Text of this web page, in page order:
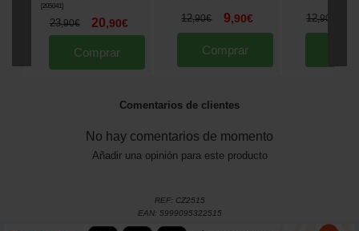
[205041]
23,90€ 20,90€
Comprar
12,90€ 9,90€
Comprar
12,90
Comentarios de clientes
No hay comentarios de momento
Añadir una opinión para este producto
REF: CZ2515
EAN: 5999095322515